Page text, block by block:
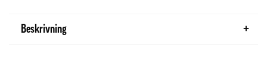
Beskrivning